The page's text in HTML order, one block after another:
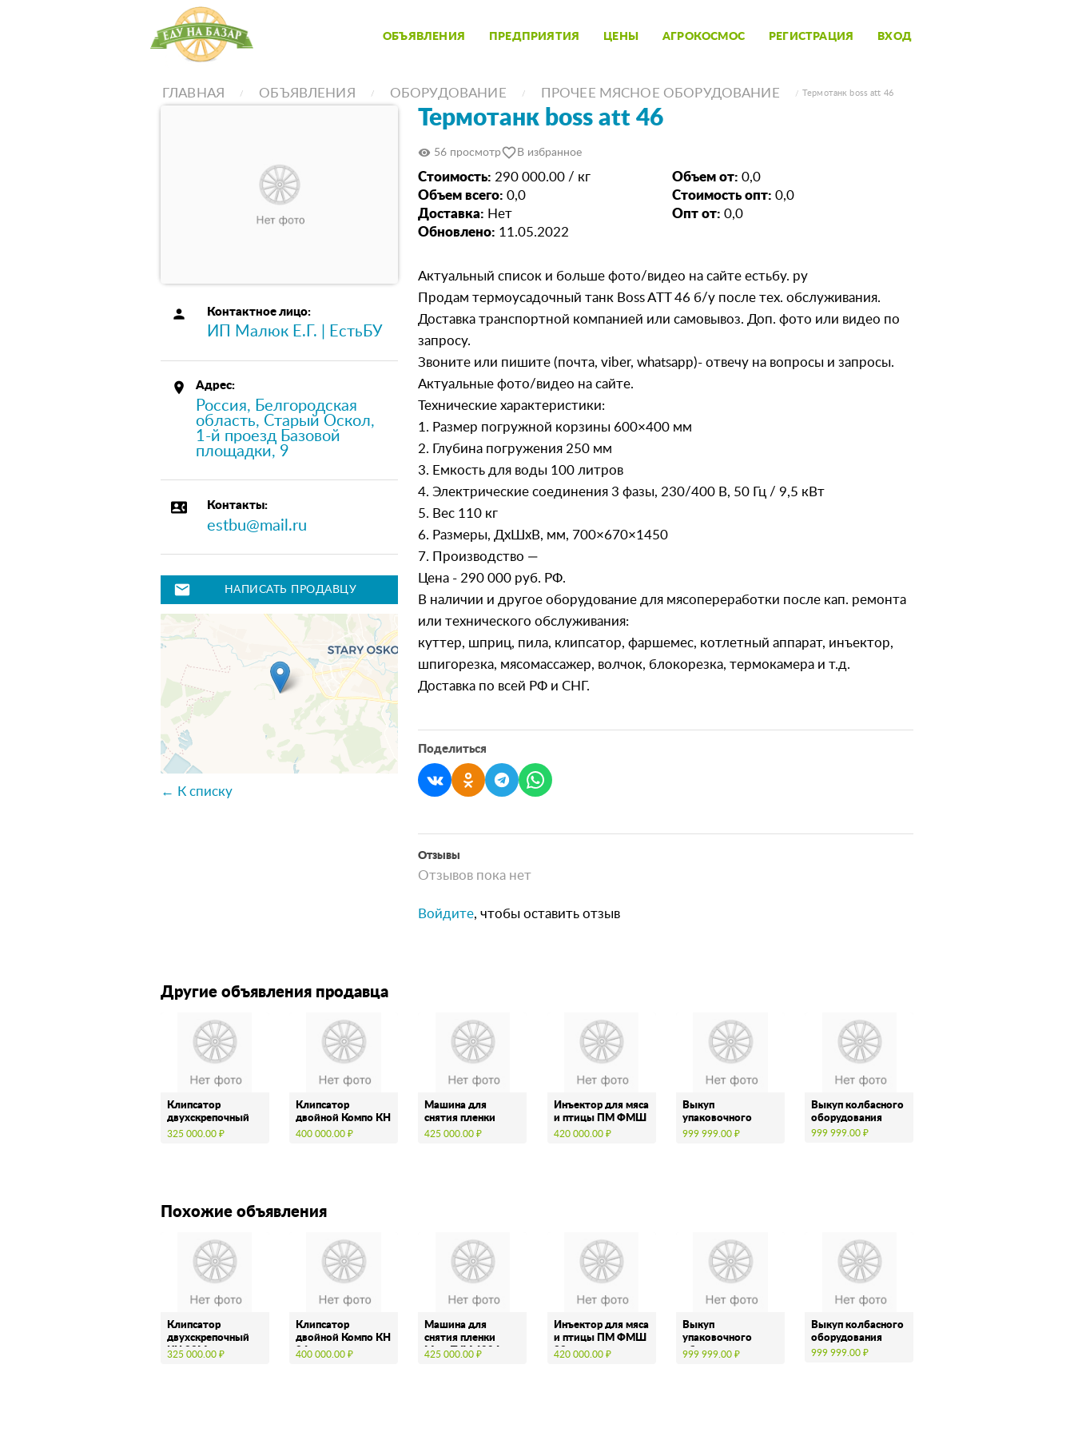
ОБЪЯВЛЕНИЯ ПРЕДПРИЯТИЯ ЦЕНЫ АГРОКОСМОС РЕГИСТРАЦИЯ ВХОД
ГЛАВНАЯ ОБЪЯВЛЕНИЯ ОБОРУДОВАНИЕ ПРОЧЕЕ МЯСНОЕ ОБОРУДОВАНИЕ Термотанк boss att 46
person Контактное лицо:
ИП Малюк Е.Г. | ЕстьБУ
place Адрес:
Россия, Белгородская
область, Старый Оскол,
1-й проезд Базовой
площадки, 9
contact_phone Контакты:
estbu@mail.ru
mail НАПИСАТЬ ПРОДАВЦУ
← К списку
Термотанк boss att 46
visibility 56 просмотрfavorite_border В избранное
Стоимость: 290 000.00 / кг Объем от: 0,0
Объем всего: 0,0 Стоимость опт: 0,0
Доставка: Нет Опт от: 0,0
Обновлено: 11.05.2022
Актуальный список и больше фото/видео на сайте естьбу. ру
Продам термоусадочный танк Boss ATT 46 б/у после тех. обслуживания.
Доставка транспортной компанией или самовывоз. Доп. фото или видео по
запросу.
Звоните или пишите (почта, viber, whatsapp)- отвечу на вопросы и запросы.
Актуальные фото/видео на сайте.
Технические характеристики:
1. Размер погружной корзины 600×400 мм
2. Глубина погружения 250 мм
3. Емкость для воды 100 литров
4. Электрические соединения 3 фазы, 230/400 В, 50 Гц / 9,5 кВт
5. Вес 110 кг
6. Размеры, ДхШхВ, мм, 700×670×1450
7. Производство —
Цена - 290 000 руб. РФ.
В наличии и другое оборудование для мясопереработки после кап. ремонта
или технического обслуживания:
куттер, шприц, пила, клипсатор, фаршемес, котлетный аппарат, инъектор,
шпигорезка, мясомассажер, волчок, блокорезка, термокамера и т.д.
Доставка по всей РФ и СНГ.
Поделиться
Отзывы
Отзывов пока нет
Войдите, чтобы оставить отзыв
Другие объявления продавца
Клипсатор
двухскрепочный
КН 23М
325 000.00 ₽
Клипсатор
двойной Компо КН
24
400 000.00 ₽
Машина для
снятия пленки
Maja EVM 4004
425 000.00 ₽
Инъектор для мяса
и птицы ПМ ФМШ
33
420 000.00 ₽
Выкуп
упаковочного
оборудования
999 999.00 ₽
Выкуп колбасного
оборудования
999 999.00 ₽
Похожие объявления
Клипсатор
двухскрепочный
КН 23М
325 000.00 ₽
Клипсатор
двойной Компо КН
24
400 000.00 ₽
Машина для
снятия пленки
Maja EVM 4004
425 000.00 ₽
Инъектор для мяса
и птицы ПМ ФМШ
33
420 000.00 ₽
Выкуп
упаковочного
оборудования
999 999.00 ₽
Выкуп колбасного
оборудования
999 999.00 ₽